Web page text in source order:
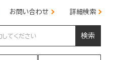
お問い合わせ 詳細検索
検索